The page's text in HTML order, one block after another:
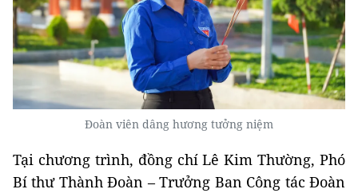
Đoàn viên dâng hương tưởng niệm
Tại chương trình, đồng chí Lê Kim Thường, Phó
Bí thư Thành Đoàn – Trưởng Ban Công tác Đoàn